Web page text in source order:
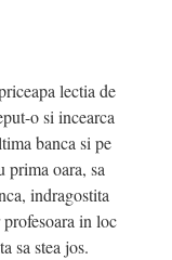
lectia de
o si incearca
banca si pe
prima oara, sa
indragostita
in loc
sa stea jos.